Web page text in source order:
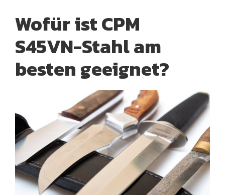
Wofür ist CPM
S45VN-Stahl am
besten geeignet?